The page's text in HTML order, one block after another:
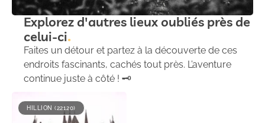
Explorez d'autres lieux oubliés près de
celui-ci
Faites un détour et partez à la découverte de ces
endroits fascinants, cachés tout près. L’aventure
continue juste à côté ! 🗝️
HILLION (22120)